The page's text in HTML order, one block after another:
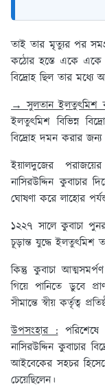
তাই তার মৃত্যুর পর
কঠোর হস্তে একে একে
বিদ্রোহ ছিল তার মধ্যে
→ সুলতান ইলতুৎমিশ
ইলতুৎমিশ বিভিন্ন
বিদ্রোহ দমন করার
ইয়ালদুজের
নাসিরউদ্দিন কুবাচার
ঘোষণা করে লাহোর
১২২৭ সালে কুবাচা
চূড়ান্ত যুদ্ধে ইলতুৎমিশ
কিন্তু কুবাচা
গিয়ে পানিতে ডুবে
সীমান্তে স্বীয় কর্তৃত্ব
উপসংহার :পরিশেষে
নাসিরউদ্দিন কুবাচার
আইবেকের সহচর
চেয়েছিলেন।